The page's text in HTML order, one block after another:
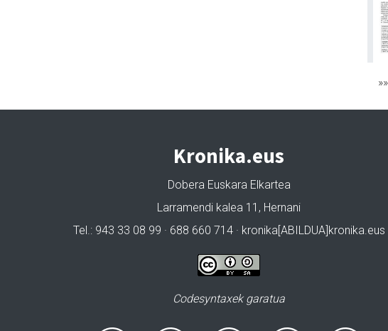
»»
Kronika.eus
Dobera Euskara Elkartea
Larramendi kalea 11, Hernani
Tel.: 943 33 08 99 · 688 660 714 · kronika[ABILDUA]kronika.eus
Codesyntaxek garatua